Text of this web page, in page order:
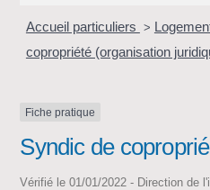
Accueil particuliers >
copropriété (organisation
Fiche pratique
Syndic de
Vérifié le 01/01/2022 - Direction de